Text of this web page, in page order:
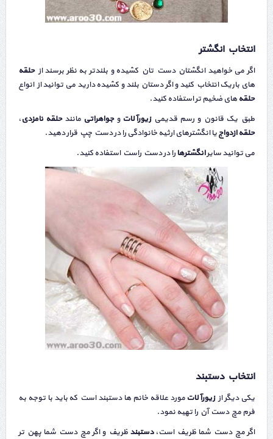
انتخاب انگشتر
اگر می خواهید انگشتان دست‌ تان کشیده‌ و بلندتر به نظر برسند ازحلقه
‌های باریک انتخاب کنید و اگر دستان بلند و کشیده دارید می توانید از انواع
حلقه‌ های ضخیم‌ تر استفاده کنید.
طبق یک قانون و رسم قدیمیزیورآلات وجواهراتی مانندحلقه نامزدی،
حلقه ازدواجیا انگشترهای ارثیه خانوادگی را در دست چپ قرار دهید.
می ‌توانید سایرانگشترها را در دست راست استفاده کنید.
انتخاب دستبند
یکی دیگر اززیورآلات مورد علاقه خانم ها دستبند است که باید با توجه به
فرم مچ دست آن را تهیه نمود.
اگر مچ دست شما ظریف است،دستبند ظریف و اگر مچ دست شما پهن تر